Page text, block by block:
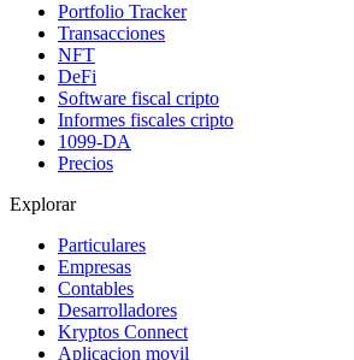
Portfolio Tracker
Transacciones
NFT
DeFi
Software fiscal cripto
Informes fiscales cripto
1099-DA
Precios
Explorar
Particulares
Empresas
Contables
Desarrolladores
Kryptos Connect
Aplicacion movil